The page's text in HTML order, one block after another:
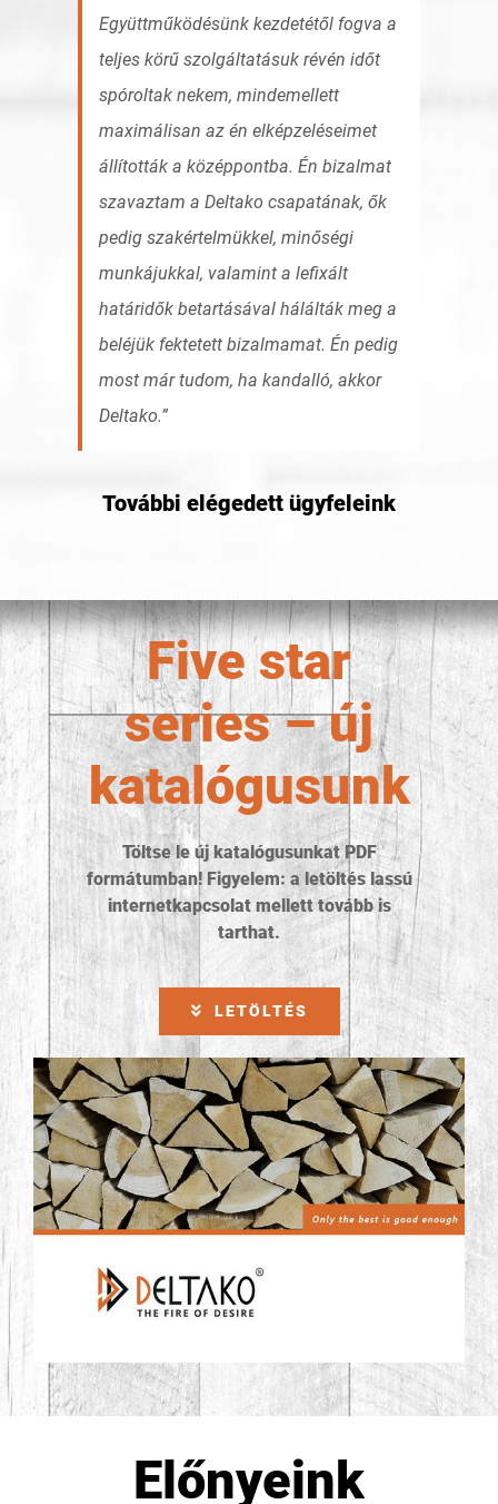
Együttműködésünk kezdetétől fogva a
teljes körű szolgáltatásuk révén időt
spóroltak nekem, mindemellett
maximálisan az én elképzeléseimet
állították a középpontba. Én bizalmat
szavaztam a Deltako csapatának, ők
pedig szakértelmükkel, minőségi
munkájukkal, valamint a lefixált
határidők betartásával hálálták meg a
beléjük fektetett bizalmamat. Én pedig
most már tudom, ha kandalló, akkor
Deltako.
További elégedett ügyfeleink
Five star
series – új
katalógusunk
Töltse le új katalógusunkat PDF
formátumban! Figyelem: a letöltés lassú
internetkapcsolat mellett tovább is
tarthat.
LETÖLTÉS
Előnyeink